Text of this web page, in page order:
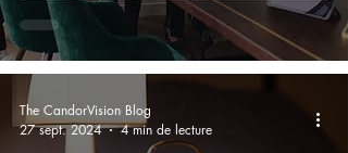
The CandorVision Blog
27 sept. 2024
4 min de lecture